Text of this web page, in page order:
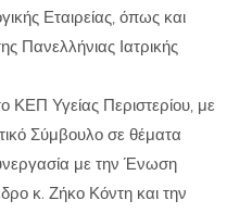
Εταιρείας, όπως και
Πανελλήνιας Ιατρικής
ΚΕΠ Υγείας Περιστερίου, με
Σύμβουλο σε θέματα
με την Ένωση
κ. Ζήκο Κόντη και την